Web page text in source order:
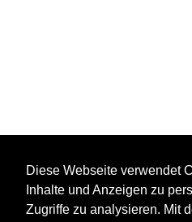
Diese Webseite verwendet
Inhalte und Anzeigen zu
Zugriffe zu analysieren. Mit